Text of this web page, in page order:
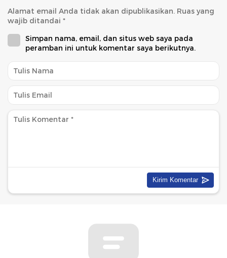
Alamat email Anda tidak akan dipublikasikan. Ruas yang
wajib ditandai *
Simpan nama, email, dan situs web saya pada
peramban ini untuk komentar saya berikutnya.